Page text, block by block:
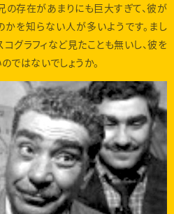
の存在があまりにも巨大すぎて、彼が
を知らない人が多いようです。まし
グラフィなど見たことも無いし、彼を
ではないでしょうか。